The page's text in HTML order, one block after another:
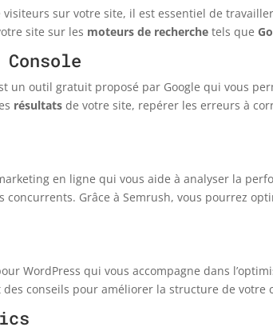
visiteurs sur votre site, il est essentiel de
site sur les moteurs de recherche tels que
Console
un outil gratuit proposé par Google qui vous
résultats de votre site, repérer les erreurs à
en ligne qui vous aide à analyser la
concurrents. Grâce à Semrush, vous pourrez
WordPress qui vous accompagne dans
conseils pour améliorer la structure de